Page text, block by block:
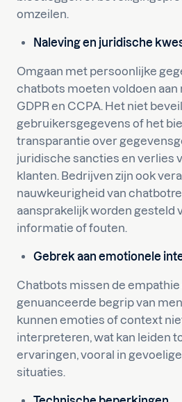
omzeilen.
Naleving en juridische
Omgaan met persoonlijke
chatbots moeten voldoen aan
GDPR en CCPA. Het niet
gebruikersgegevens of het
transparantie over
juridische sancties en verlies
klanten. Bedrijven zijn ook
nauwkeurigheid van
aansprakelijk worden gesteld
informatie of fouten.
Gebrek aan emotionele
Chatbots missen de empathie
genuanceerde begrip van
kunnen emoties of context
interpreteren, wat kan leiden
ervaringen, vooral in
situaties.